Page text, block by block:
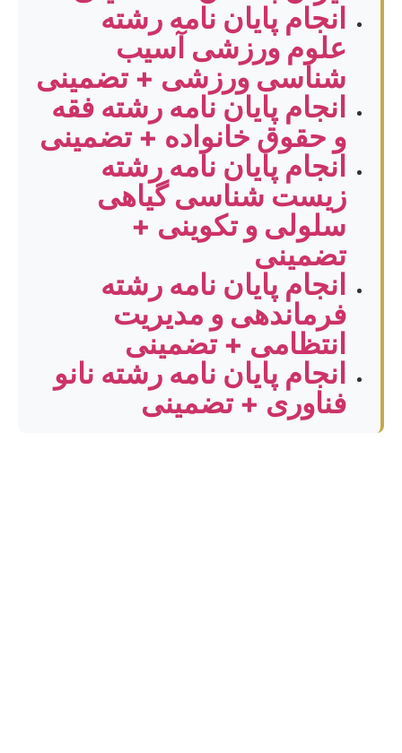
انجام پایان نامه رشته
علوم ورزشی آسیب
شناسی ورزشی + تضمینی
انجام پایان نامه رشته فقه
و حقوق خانواده + تضمینی
انجام پایان نامه رشته
زیست شناسی گیاهی
سلولی و تکوینی +
تضمینی
انجام پایان نامه رشته
فرماندهی و مدیریت
انتظامی + تضمینی
انجام پایان نامه رشته نانو
فناوری + تضمینی